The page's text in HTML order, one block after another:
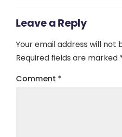
Leave a Reply
Your email address will not
Required fields are marked
Comment *